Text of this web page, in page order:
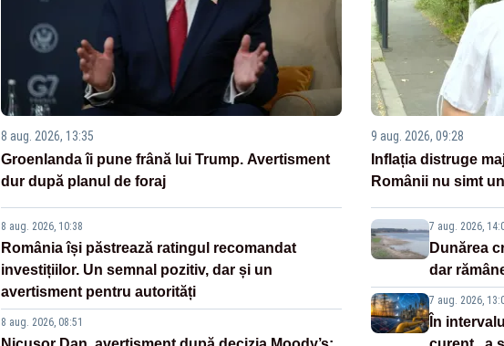
8 aug. 2026, 13:35
Groenlanda îi pune frână lui Trump. Avertisment
dur după planul de foraj
8 aug. 2026, 10:38
România își păstrează ratingul recomandat
investițiilor. Un semnal pozitiv, dar și un
avertisment pentru autorități
8 aug. 2026, 08:51
9 aug. 2026, 09:28
Inflația distruge
Românii nu simt
7 aug. 2026,
Dunărea
dar
7 aug. 2026,
În